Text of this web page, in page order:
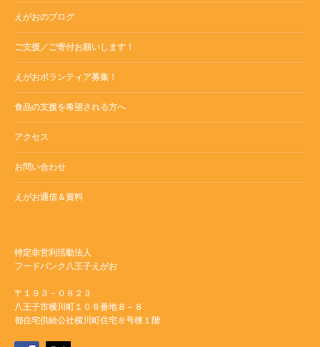
えがおのブログ
ご支援／ご寄付お願いします！
えがおボランティア募集！
食品の支援を希望される方へ
アクセス
お問い合わせ
えがお通信＆資料
特定非営利活動法人
フードバンク八王子えがお
〒１９３－０８２３
八王子市横川町１０８番地８－８
都住宅供給公社横川町住宅８号棟１階